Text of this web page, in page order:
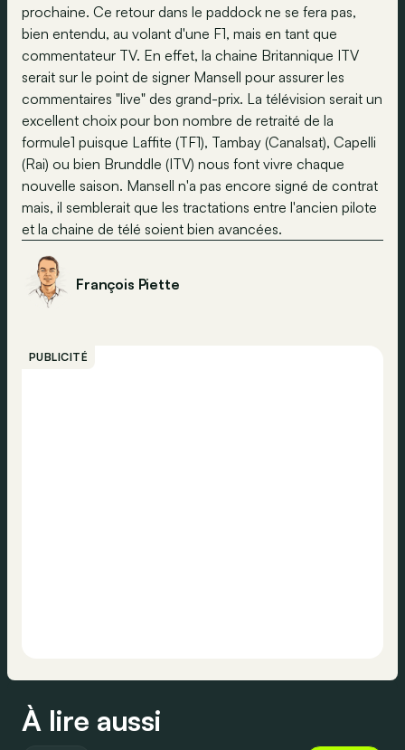
prochaine. Ce retour dans le paddock ne se fera pas,
bien entendu, au volant d'une F1, mais en tant que
commentateur TV. En effet, la chaine Britannique ITV
serait sur le point de signer Mansell pour assurer les
commentaires "live" des grand-prix. La télévision serait un
excellent choix pour bon nombre de retraité de la
formule1 puisque Laffite (TF1), Tambay (Canalsat), Capelli
(Rai) ou bien Brunddle (ITV) nous font vivre chaque
nouvelle saison. Mansell n'a pas encore signé de contrat
mais, il semblerait que les tractations entre l'ancien pilote
et la chaine de télé soient bien avancées.
François Piette
PUBLICITÉ
À lire aussi